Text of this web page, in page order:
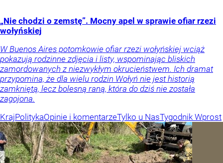
„Nie chodzi o zemstę”. Mocny apel w sprawie ofiar rzezi
wołyńskiej
W Buenos Aires potomkowie ofiar rzezi wołyńskiej wciąż
pokazują rodzinne zdjęcia i listy, wspominając bliskich
zamordowanych z niezwykłym okrucieństwem. Ich dramat
przypomina, że dla wielu rodzin Wołyń nie jest historią
zamkniętą, lecz bolesną raną, która do dziś nie została
zagojona.
KrajPolitykaOpinie i komentarzeTylko u NasTygodnik Wprost